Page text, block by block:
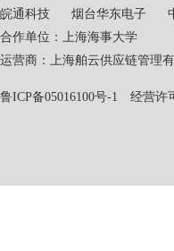
皖通科技 烟台华东电子
合作单位：上海海事大学
运营商：上海舶云供应链
鲁ICP备05016100号-1 经营许